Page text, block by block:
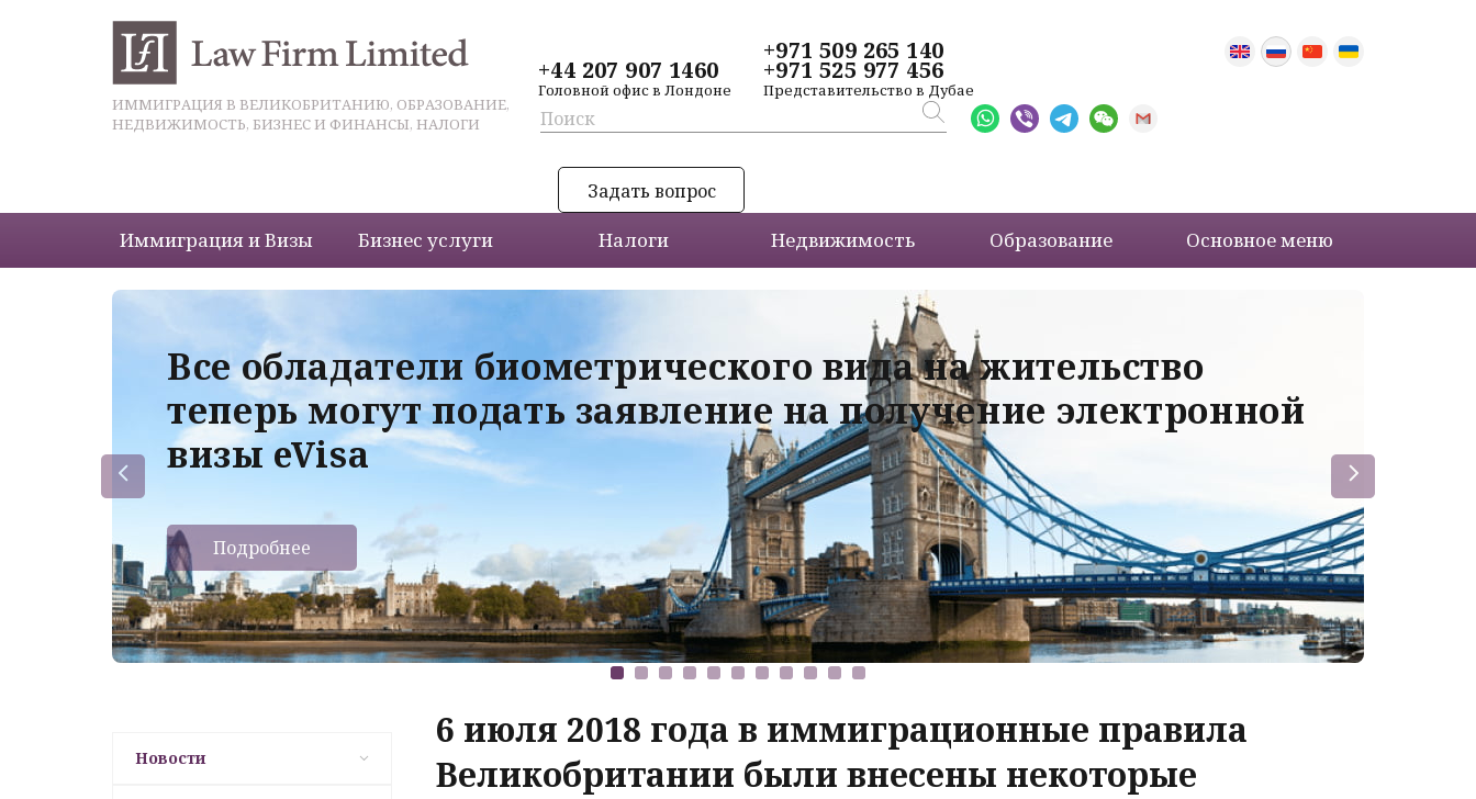
ИММИГРАЦИЯ В ВЕЛИКОБРИТАНИЮ, ОБРАЗОВАНИЕ,
НЕДВИЖИМОСТЬ, БИЗНЕС И ФИНАНСЫ, НАЛОГИ
+44 207 907 1460
Головной офис в Лондоне
+971 509 265 140
+971 525 977 456
Представительство в Дубае
Задать вопрос
Иммиграция и Визы Бизнес услуги Налоги Недвижимость Образование Основное меню
Все обладатели биометрического вида на жительство
теперь могут подать заявление на получение электронной
визы eVisa
Подробнее
Новости
6 июля 2018 года в иммиграционные правила
Великобритании были внесены некоторые